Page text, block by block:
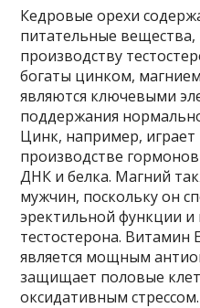
Кедровые орехи
питательные
производству
богаты цинком,
являются ключевыми
поддержания
Цинк, например,
производстве гормонов
ДНК и белка. Магний
мужчин, поскольку он
эректильной функции
тестостерона. Витамин
является мощным
защищает половые
оксидативным стрессом.